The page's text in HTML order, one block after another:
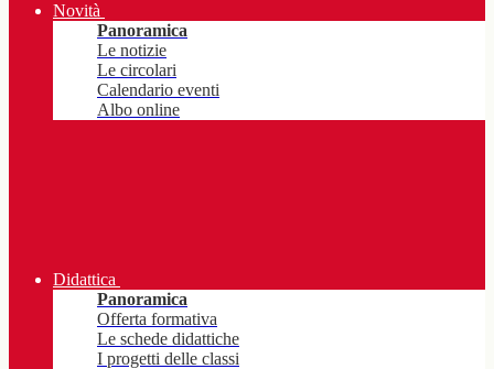
Novità
Panoramica
Le notizie
Le circolari
Calendario eventi
Albo online
Didattica
Panoramica
Offerta formativa
Le schede didattiche
I progetti delle classi